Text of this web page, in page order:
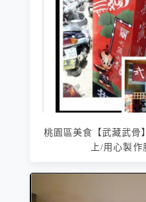
桃園區美食【武藏武骨
上/用心製作